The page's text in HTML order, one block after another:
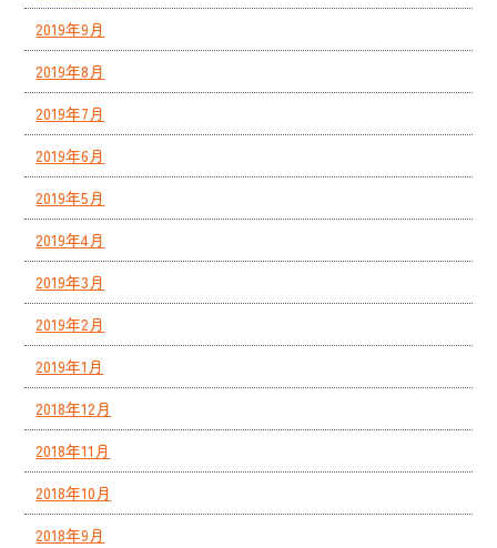
2019年9月
2019年8月
2019年7月
2019年6月
2019年5月
2019年4月
2019年3月
2019年2月
2019年1月
2018年12月
2018年11月
2018年10月
2018年9月